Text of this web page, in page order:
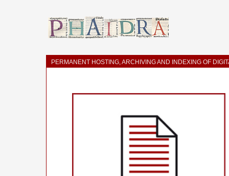
PERMANENT HOSTING, ARCHIVING AND INDEXING OF